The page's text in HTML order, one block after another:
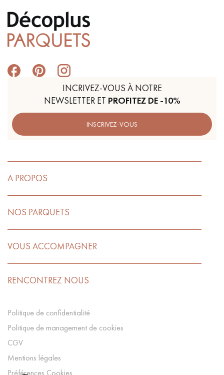
INCRIVEZ-VOUS À NOTRE
NEWSLETTER ET PROFITEZ DE -10%
INSCRIVEZ-VOUS
A PROPOS
NOS PARQUETS
VOUS ACCOMPAGNER
RENCONTREZ NOUS
Politique de confidentialité
Politique de management de cookies
CGV
Mentions légales
Préférences Cookies